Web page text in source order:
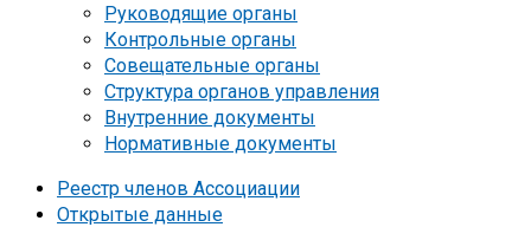
Руководящие органы
Контрольные органы
Совещательные органы
Структура органов управления
Внутренние документы
Нормативные документы
Реестр членов Ассоциации
Открытые данные